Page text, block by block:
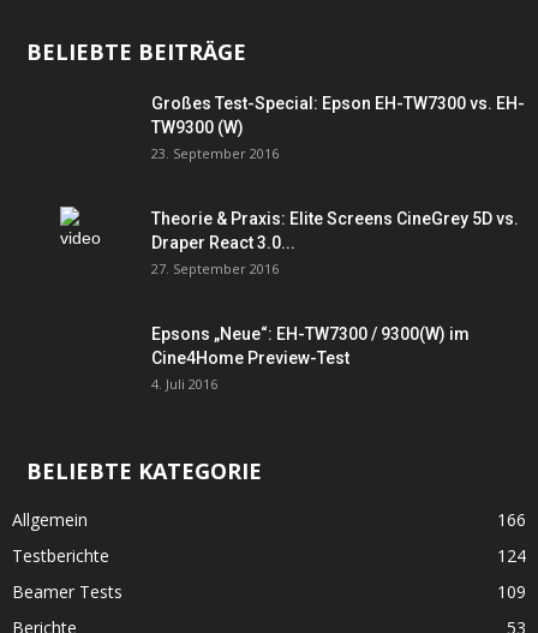
BELIEBTE BEITRÄGE
Großes Test-Special: Epson EH-TW7300 vs. EH-
TW9300 (W)
23. September 2016
Theorie & Praxis: Elite Screens CineGrey 5D vs.
Draper React 3.0...
27. September 2016
Epsons „Neue“: EH-TW7300 / 9300(W) im
Cine4Home Preview-Test
4. Juli 2016
BELIEBTE KATEGORIE
Allgemein
166
Testberichte
124
Beamer Tests
109
Berichte
53